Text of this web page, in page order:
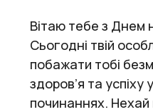
Вітаю тебе з Днем
Сьогодні твій
побажати тобі
здоров’я та успіху
починаннях.